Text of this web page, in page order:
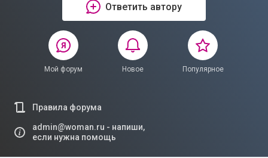
Ответить автору
Мой форум Новое Популярное
Правила форума
admin@woman.ru - напиши,
если нужна помощь